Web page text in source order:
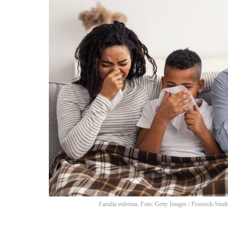
Familia enferma. Foto: Getty Images / Prostock-